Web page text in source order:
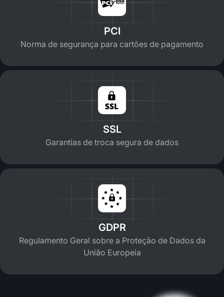
PCI
Norma de segurança para cartões de pagamento
SSL
Garantias de troca segura de dados
GDPR
Regulamento Geral sobre a Proteção de Dados da
União Europeia